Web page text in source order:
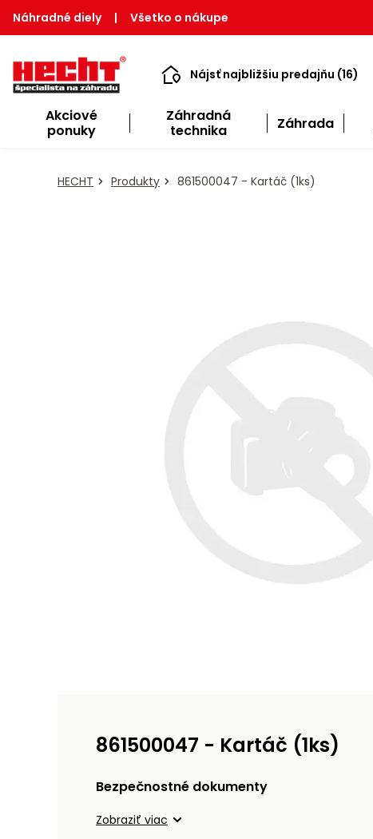
Náhradné diely | Všetko o nákupe
Nájsť najbližšiu predajňu (16)
Akciové
ponuky
Záhradná
technika
Záhrada
HECHT Produkty 861500047 - Kartáč (1ks)
861500047 - Kartáč (1ks)
Bezpečnostné dokumenty
Zobraziť viac